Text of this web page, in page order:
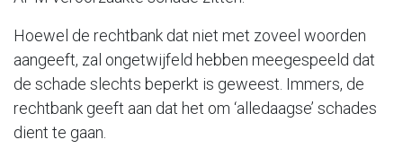
Hoewel de rechtbank dat niet met zoveel woorden
aangeeft, zal ongetwijfeld hebben meegespeeld dat
de schade slechts beperkt is geweest. Immers, de
rechtbank geeft aan dat het om ‘alledaagse’ schades
dient te gaan.